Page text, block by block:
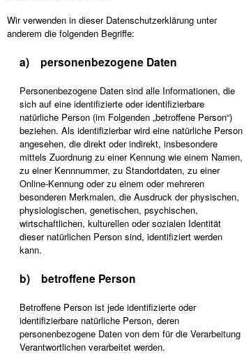
Wir verwenden in dieser Datenschutzerklärung unter
anderem die folgenden Begriffe:
a) personenbezogene Daten
Personenbezogene Daten sind alle Informationen, die
sich auf eine identifizierte oder identifizierbare
natürliche Person (im Folgenden „betroffene Person“)
beziehen. Als identifizierbar wird eine natürliche Person
angesehen, die direkt oder indirekt, insbesondere
mittels Zuordnung zu einer Kennung wie einem Namen,
zu einer Kennnummer, zu Standortdaten, zu einer
Online-Kennung oder zu einem oder mehreren
besonderen Merkmalen, die Ausdruck der physischen,
physiologischen, genetischen, psychischen,
wirtschaftlichen, kulturellen oder sozialen Identität
dieser natürlichen Person sind, identifiziert werden
kann.
b) betroffene Person
Betroffene Person ist jede identifizierte oder
identifizierbare natürliche Person, deren
personenbezogene Daten von dem für die Verarbeitung
Verantwortlichen verarbeitet werden.